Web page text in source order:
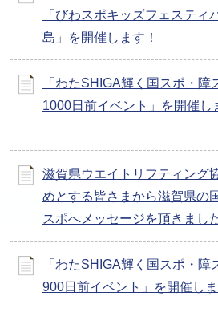
「びわスポキッズフェスティ
島」を開催します！
「わたSHIGA輝く国スポ・障
1000日前イベント」を開催し
滋賀県ウエイトリフティング
めとする皆さまから滋賀県の
スポへメッセージを頂きまし
「わたSHIGA輝く国スポ・障
900日前イベント」を開催しま